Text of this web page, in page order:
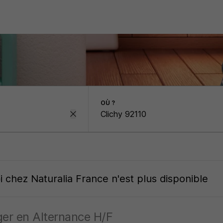
OÙ ?
chez Naturalia France n'est plus disponible
en Alternance H/F